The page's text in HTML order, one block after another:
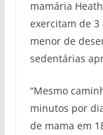
mamária
exercitam de 3
menor de
sedentárias
“Mesmo
minutos por
de mama em